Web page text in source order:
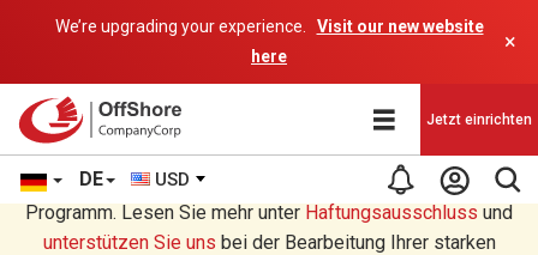
We’re upgrading your experience.
Visit our new website
here
×
DE USD
Jetzt einrichten
Sie lesen eine Deutsche Übersetzung durch ein AI-
Programm. Lesen Sie mehr unter Haftungsausschluss und
unterstützen Sie uns bei der Bearbeitung Ihrer starken